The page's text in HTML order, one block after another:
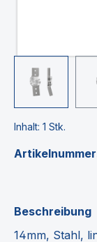
Inhalt: 1 Stk.
Beschreibung
14mm, Stahl,